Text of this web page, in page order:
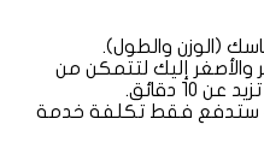
والأصغر إليك لتتمكن من
دقائق.
ستدفع فقط تكلفة خدمة